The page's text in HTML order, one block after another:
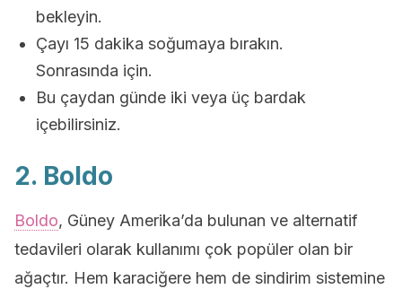
bekleyin.
Çayı 15 dakika soğumaya bırakın.
Sonrasında için.
Bu çaydan günde iki veya üç bardak
içebilirsiniz.
2. Boldo
Boldo, Güney Amerika’da bulunan ve alternatif
tedavileri olarak kullanımı çok popüler olan bir
ağaçtır. Hem karaciğere hem de sindirim sistemine